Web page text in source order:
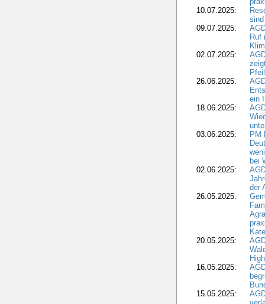
10.07.2025:
09.07.2025:
Ruf
02.07.2025:
26.06.2025:
ein
18.06.2025:
03.06.2025:
PM
bei
02.06.2025:
der
26.05.2025:
20.05.2025:
16.05.2025:
15.05.2025: